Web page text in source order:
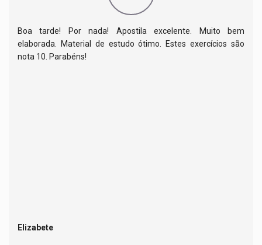
Boa tarde! Por nada! Apostila excelente. Muito bem
elaborada. Material de estudo ótimo. Estes exercícios são
nota 10. Parabéns!
Elizabete